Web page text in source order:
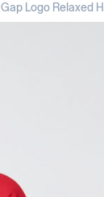
Gap Logo Relaxed